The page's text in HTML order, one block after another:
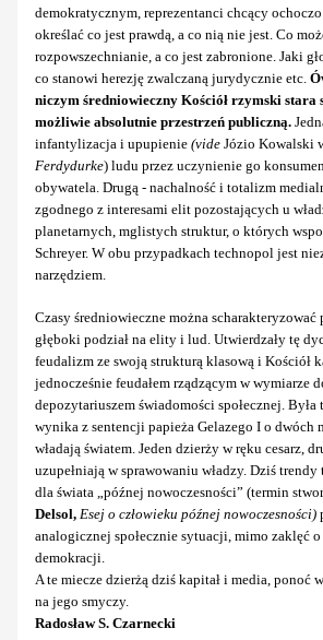
demokratycznym, reprezentanci chcący
określać co jest prawdą, a co nią nie jest. Co
rozpowszechnianie, a co jest zabronione. Jaki
co stanowi herezję zwalczaną jurydycznie etc.
niczym średniowieczny Kościół rzymski stara
możliwie absolutnie przestrzeń publiczną.
infantylizacja i upupienie (vide Józio Kowalski
Ferdydurke) ludu przez uczynienie go
obywatela. Drugą - nachalność i totalizm
zgodnego z interesami elit pozostających u
planetarnych, mglistych struktur, o których
Schreyer. W obu przypadkach technopol jest
narzędziem.
Czasy średniowieczne można
głęboki podział na elity i lud. Utwierdzały tę
feudalizm ze swoją strukturą klasową i Kościół
jednocześnie feudałem rządzącym w wymiarze
depozytariuszem świadomości społecznej.
wynika z sentencji papieża Gelazego I o dwóch
władają światem. Jeden dzierży w ręku cesarz,
uzupełniają w sprawowaniu władzy. Dziś
dla świata „późnej nowoczesności” (termin
Delsol, Esej o człowieku późnej nowoczesności)
analogicznej społecznie sytuacji, mimo zaklęć
demokracji.
A te miecze dzierżą dziś kapitał i media, ponoć
na jego smyczy.
Radosław S. Czarnecki